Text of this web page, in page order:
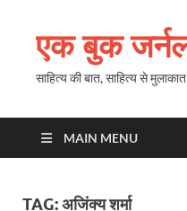
एक बुक
साहित्य की बात, साहित्य से मुलाकात
MAIN MENU
TAG:अजिंक्य शर्मा